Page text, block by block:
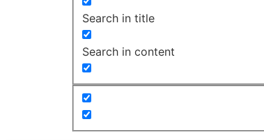
Search in title
Search in content